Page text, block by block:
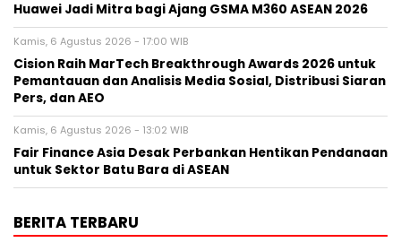
Huawei Jadi Mitra bagi Ajang GSMA M360 ASEAN 2026
Kamis, 6 Agustus 2026 - 17:00 WIB
Cision Raih MarTech Breakthrough Awards 2026 untuk
Pemantauan dan Analisis Media Sosial, Distribusi Siaran
Pers, dan AEO
Kamis, 6 Agustus 2026 - 13:02 WIB
Fair Finance Asia Desak Perbankan Hentikan Pendanaan
untuk Sektor Batu Bara di ASEAN
BERITA TERBARU